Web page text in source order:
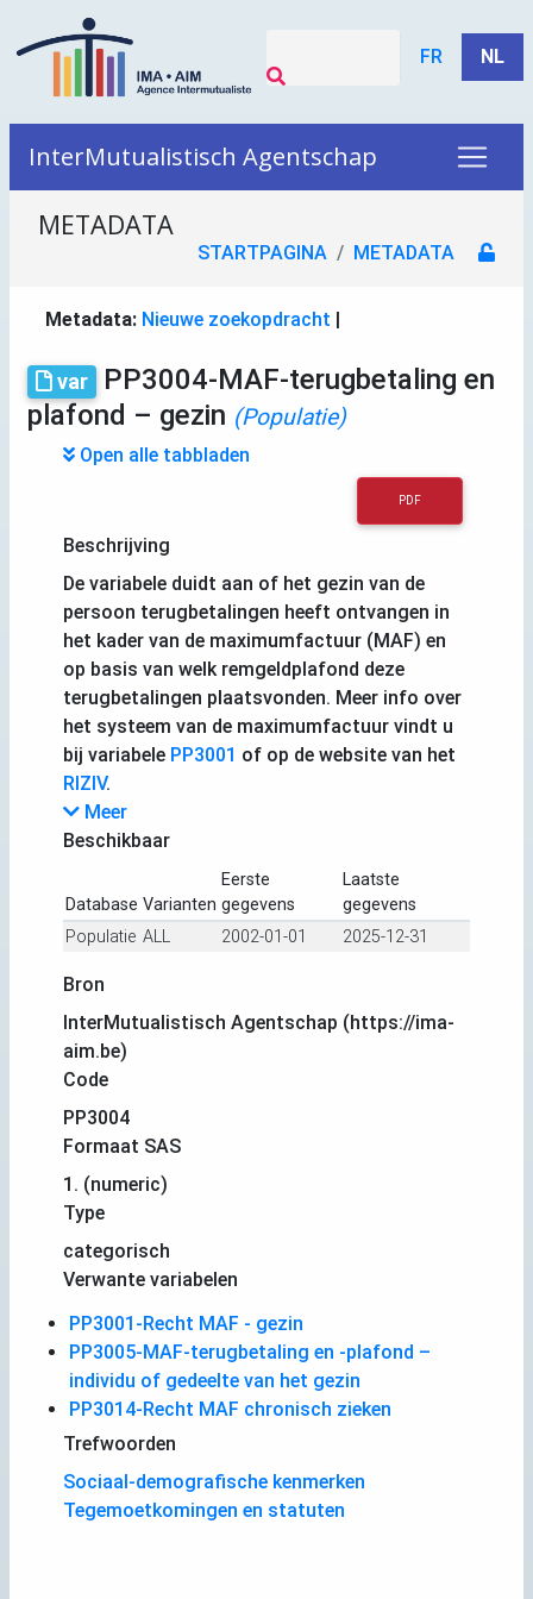
FR NL
InterMutualistisch Agentschap
METADATA
STARTPAGINA METADATA
Metadata: Nieuwe zoekopdracht |
var
PP3004-MAF-terugbetaling en
plafond – gezin (Populatie)
Open alle tabbladen
PDF
Beschrijving
De variabele duidt aan of het gezin van de
persoon terugbetalingen heeft ontvangen in
het kader van de maximumfactuur (MAF) en
op basis van welk remgeldplafond deze
terugbetalingen plaatsvonden. Meer info over
het systeem van de maximumfactuur vindt u
bij variabele PP3001 of op de website van het
RIZIV.
Meer
Beschikbaar
Database Varianten
Eerste
gegevens
Laatste
gegevens
Populatie ALL 2002-01-01 2025-12-31
Bron
InterMutualistisch Agentschap (https://ima-
aim.be)
Code
PP3004
Formaat SAS
1. (numeric)
Type
categorisch
Verwante variabelen
PP3001-Recht MAF - gezin
PP3005-MAF-terugbetaling en -plafond –
individu of gedeelte van het gezin
PP3014-Recht MAF chronisch zieken
Trefwoorden
Sociaal-demografische kenmerken
Tegemoetkomingen en statuten